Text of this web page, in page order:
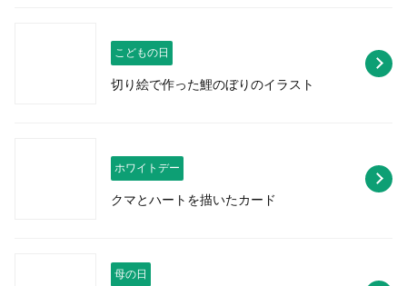
こどもの日
切り絵で作った鯉のぼりのイラスト
ホワイトデー
クマとハートを描いたカード
母の日